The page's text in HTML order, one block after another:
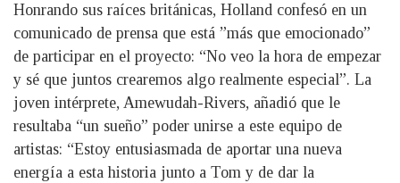
Honrando sus raíces británicas, Holland confesó en un
comunicado de prensa que está ”más que emocionado”
de participar en el proyecto: “No veo la hora de empezar
y sé que juntos crearemos algo realmente especial”. La
joven intérprete, Amewudah-Rivers, añadió que le
resultaba “un sueño” poder unirse a este equipo de
artistas: “Estoy entusiasmada de aportar una nueva
energía a esta historia junto a Tom y de dar la